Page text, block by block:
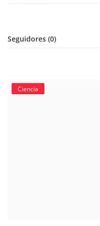
Seguidores (0)
Ciencia